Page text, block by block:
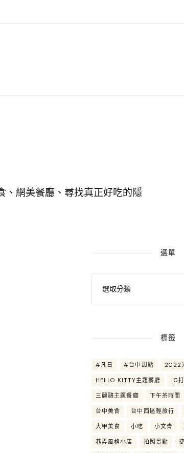
、網美餐廳、尋找真正好吃的隱
選單
標籤
#凡日 #台中甜點 2022
HELLO KITTY主題餐廳 IG
三麗鷗主題餐廳 下午茶時間
台中美食 台中西區輕旅行
大甲美食 小吃 小文青
巷弄風格小店 拍照景點